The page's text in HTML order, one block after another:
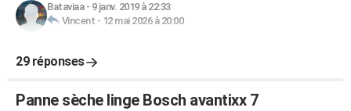
Bataviaa- 9 janv. 2019 à 22:33
Vincent - 12 mai 2026 à 20:00
29 réponses
Panne sèche linge Bosch avantixx 7